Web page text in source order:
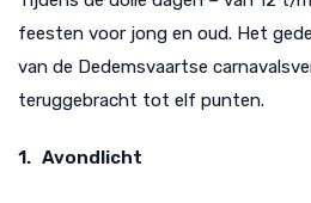
feesten voor jong en oud. Het
van de Dedemsvaartse
teruggebracht tot elf punten.
1. Avondlicht